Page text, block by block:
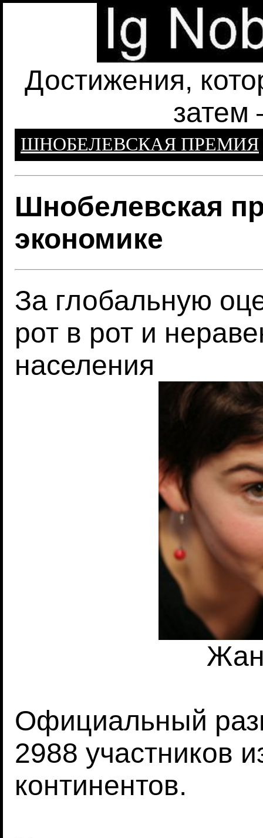
Достижения,
затем
ШНОБЕЛЕВСКАЯ ПРЕМИЯ
Шнобелевская
экономике
За глобальную
рот в рот и
населения
Официальный
2988 участников
континентов.